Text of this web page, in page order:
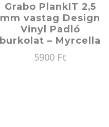
Grabo PlankIT 2,5
mm vastag Design
Vinyl Padló
burkolat – Myrcella
5900 Ft